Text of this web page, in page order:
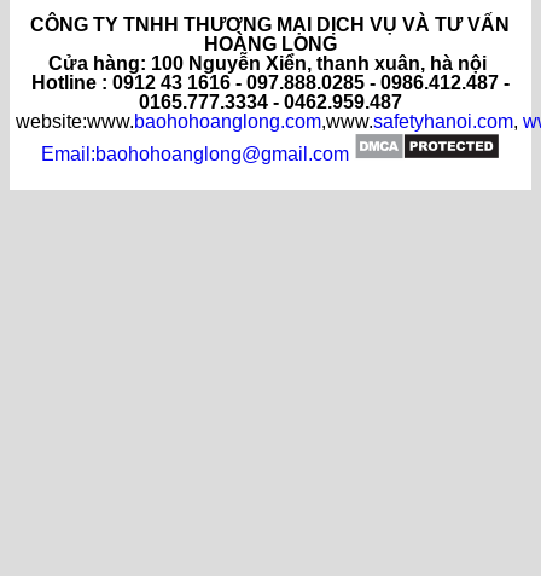
CÔNG TY TNHH THƯƠNG MẠI DỊCH VỤ VÀ TƯ VẤN
HOÀNG LONG
Cửa hàng: 100 Nguyễn Xiển, thanh xuân, hà nội
Hotline : 0912 43 1616 - 097.888.0285 - 0986.412.487 -
0165.777.3334 - 0462.959.487
website:www.baohohoanglong.com,www.safetyhanoi.com,
Email:baohohoanglong@gmail.com